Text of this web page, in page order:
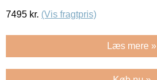
7495 kr. (Vis fragtpris)
Læs mere »